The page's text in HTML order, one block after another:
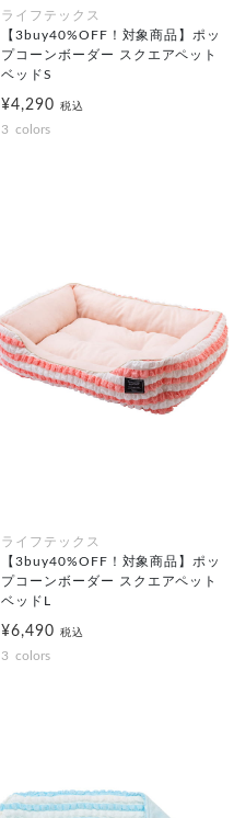
ライフテックス
【3buy40%OFF！対象商品】ポッ
プコーンボーダー スクエアペット
ベッドS
¥4,290 税込
3 colors
ライフテックス
【3buy40%OFF！対象商品】ポッ
プコーンボーダー スクエアペット
ベッドL
¥6,490 税込
3 colors